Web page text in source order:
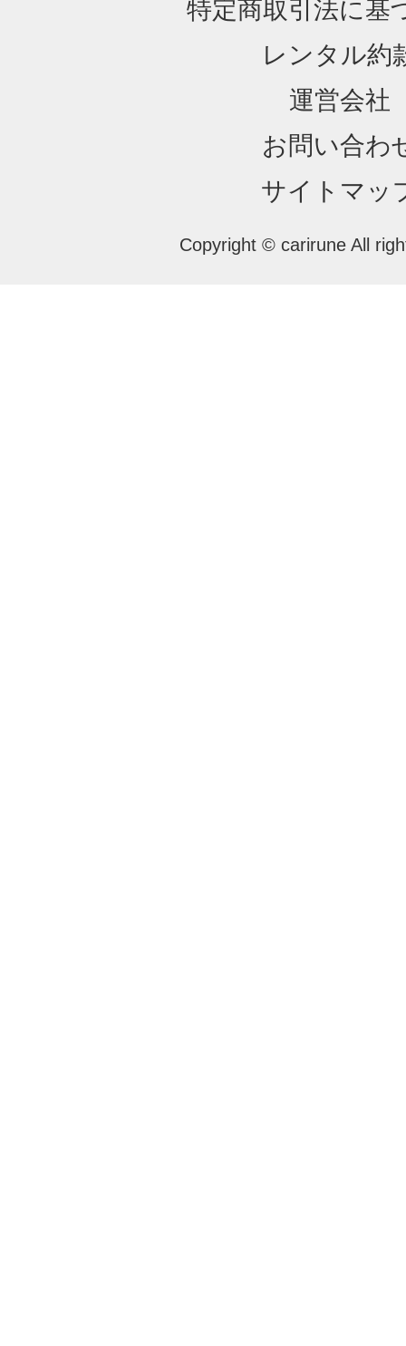
特定商取引法に基
レンタル約
運営会社
お問い合わ
サイトマッ
Copyright © carirune All